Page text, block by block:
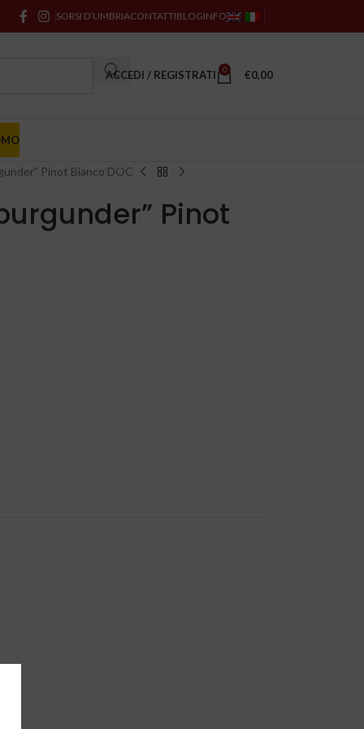
SORSI D’UMBRIACONTATTIBLOGINFO
ACCEDI / REGISTRATI 0 €0,00
Pinot Bianco DOC
Pinot